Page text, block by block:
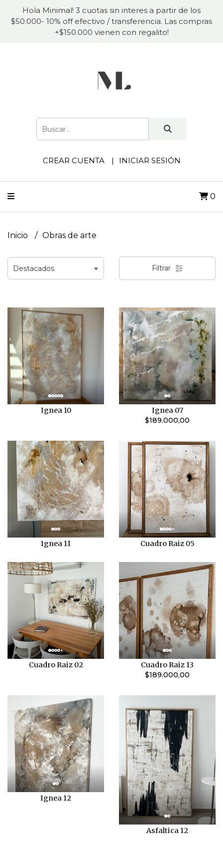
Hola Minimal! 3 cuotas sin interes a partir de los
$50.000- 10% off efectivo / transferencia. Las compras
+$150.000 vienen con regalito!
CREAR CUENTA INICIAR SESIÓN
0
Inicio Obras de arte
Filtrar
Ignea 10
Ignea 07
$189.000,00
Ignea 11 Cuadro Raiz 05
Cuadro Raiz 02
Cuadro Raiz 13
$189.000,00
Ignea 12
Asfaltica 12